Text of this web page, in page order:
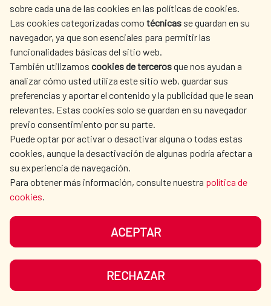
accesible depende de los esfuerzos por
hacer un uso adecuado, reducir la
contaminación y potenciar la regeneración
de los cuerpos de agua.
Agua y saneamiento
sobre cada una de las cookies en las políticas de cookies.
Las cookies categorizadas como técnicas se guardan en su
navegador, ya que son esenciales para permitir las
funcionalidades básicas del sitio web.
También utilizamos cookies de tercerosque nos ayudan a
analizar cómo usted utiliza este sitio web, guardar sus
preferencias y aportar el contenido y la publicidad que le sean
relevantes. Estas cookies solo se guardan en su navegador
previo consentimiento por su parte.
Puede optar por activar o desactivar alguna o todas estas
cookies, aunque la desactivación de algunas podría afectar a
su experiencia de navegación.
Para obtener más información, consulte nuestra política de
cookies.
ACEPTAR
RECHAZAR